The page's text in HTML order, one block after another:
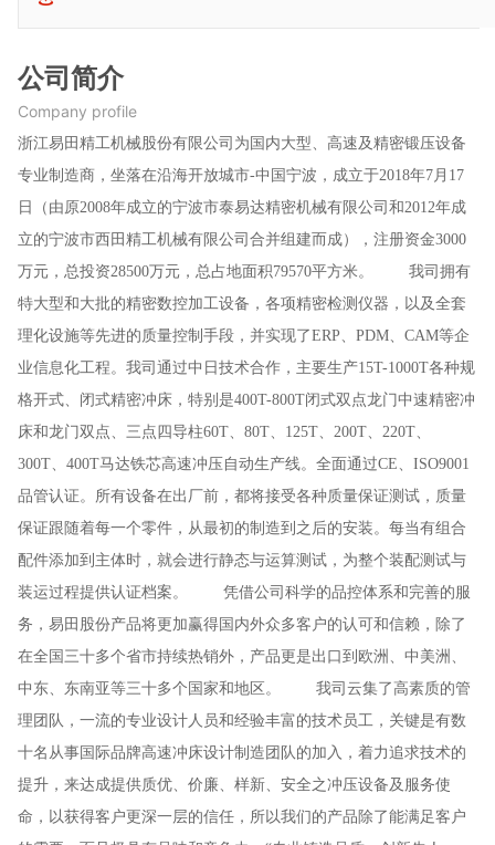
公司简介
Company profile
浙江易田精工机械股份有限公司为国内大型、高速及精密锻压设备
专业制造商，坐落在沿海开放城市-中国宁波，成立于2018年7月17
日（由原2008年成立的宁波市泰易达精密机械有限公司和2012年成
立的宁波市西田精工机械有限公司合并组建而成），注册资金3000
万元，总投资28500万元，总占地面积79570平方米。 我司拥有
特大型和大批的精密数控加工设备，各项精密检测仪器，以及全套
理化设施等先进的质量控制手段，并实现了ERP、PDM、CAM等企
业信息化工程。我司通过中日技术合作，主要生产15T-1000T各种规
格开式、闭式精密冲床，特别是400T-800T闭式双点龙门中速精密冲
床和龙门双点、三点四导柱60T、80T、125T、200T、220T、
300T、400T马达铁芯高速冲压自动生产线。全面通过CE、ISO9001
品管认证。所有设备在出厂前，都将接受各种质量保证测试，质量
保证跟随着每一个零件，从最初的制造到之后的安装。每当有组合
配件添加到主体时，就会进行静态与运算测试，为整个装配测试与
装运过程提供认证档案。 凭借公司科学的品控体系和完善的服
务，易田股份产品将更加赢得国内外众多客户的认可和信赖，除了
在全国三十多个省市持续热销外，产品更是出口到欧洲、中美洲、
中东、东南亚等三十多个国家和地区。 我司云集了高素质的管
理团队，一流的专业设计人员和经验丰富的技术员工，关键是有数
十名从事国际品牌高速冲床设计制造团队的加入，着力追求技术的
提升，来达成提供质优、价廉、样新、安全之冲压设备及服务使
命，以获得客户更深一层的信任，所以我们的产品除了能满足客户